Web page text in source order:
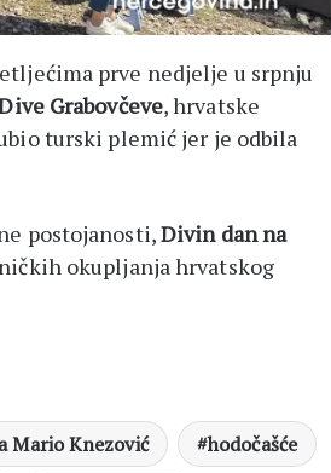
prve nedjelje u srpnju
Grabovčeve, hrvatske
turski plemić jer je odbila
postojanosti,Divin dan na
okupljanja hrvatskog
Mario Knezović
hodočašće